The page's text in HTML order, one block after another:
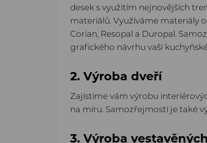
desek s využitím nejnovějších
materiálů. Využíváme materiály
Corian, Resopal a Duropal.
grafického návrhu vaší
2. Výroba dveří
Zajistíme vám výrobu
na míru. Samozřejmostí je také
3. Výroba